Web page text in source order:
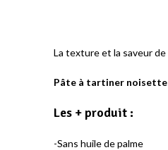
La texture et la saveur de
Pâte à tartiner
Les + produit :
-Sans huile de palme